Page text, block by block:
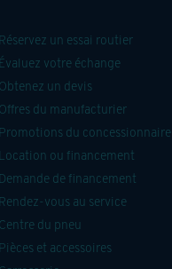
Réservez un essai routier
Évaluez votre échange
Obtenez un devis
Offres du manufacturier
Promotions du concessionnaire
Location ou financement
Demande de financement
Rendez-vous au service
Centre du pneu
Pièces et accessoires